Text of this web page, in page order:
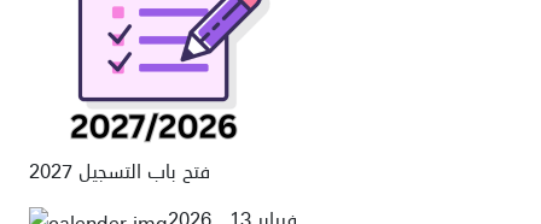
فتح باب التسجيل 2027